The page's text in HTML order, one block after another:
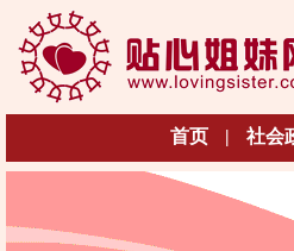
首页 | 社会